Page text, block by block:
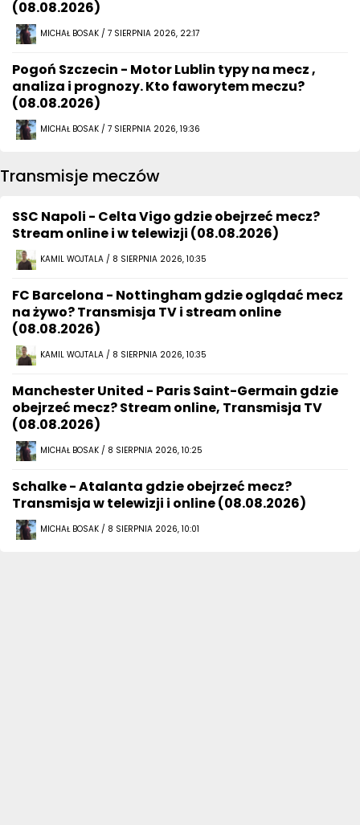
(08.08.2026)
MICHAŁ BOSAK / 7 SIERPNIA 2026, 22:17
Pogoń Szczecin - Motor Lublin typy na mecz ,
analiza i prognozy. Kto faworytem meczu?
(08.08.2026)
MICHAŁ BOSAK / 7 SIERPNIA 2026, 19:36
Transmisje meczów
SSC Napoli - Celta Vigo gdzie obejrzeć mecz?
Stream online i w telewizji (08.08.2026)
KAMIL WOJTALA / 8 SIERPNIA 2026, 10:35
FC Barcelona - Nottingham gdzie oglądać mecz
na żywo? Transmisja TV i stream online
(08.08.2026)
KAMIL WOJTALA / 8 SIERPNIA 2026, 10:35
Manchester United - Paris Saint-Germain gdzie
obejrzeć mecz? Stream online, Transmisja TV
(08.08.2026)
MICHAŁ BOSAK / 8 SIERPNIA 2026, 10:25
Schalke - Atalanta gdzie obejrzeć mecz?
Transmisja w telewizji i online (08.08.2026)
MICHAŁ BOSAK / 8 SIERPNIA 2026, 10:01